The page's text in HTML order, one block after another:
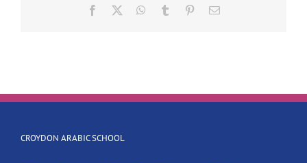
Facebook
WhatsApp
Tumblr PinterestEmail
CROYDON ARABIC SCHOOL